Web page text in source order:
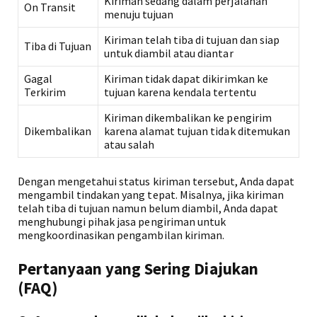
On Transit
menuju tujuan
Tiba di Tujuan
Kiriman telah tiba di tujuan dan siap
untuk diambil atau diantar
Gagal
Terkirim
Kiriman tidak dapat dikirimkan ke
tujuan karena kendala tertentu
Dikembalikan
Kiriman dikembalikan ke pengirim
karena alamat tujuan tidak ditemukan
atau salah
Dengan mengetahui status kiriman tersebut, Anda dapat
mengambil tindakan yang tepat. Misalnya, jika kiriman
telah tiba di tujuan namun belum diambil, Anda dapat
menghubungi pihak jasa pengiriman untuk
mengkoordinasikan pengambilan kiriman.
Pertanyaan yang Sering Diajukan
(FAQ)